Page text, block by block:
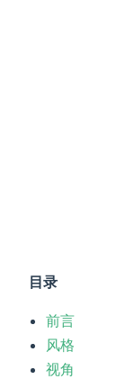
目录
前言
风格
视角